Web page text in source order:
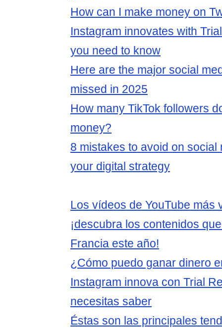
How can I make money on
Instagram innovates with
you need to know
Here are the major social
missed in 2025
How many TikTok followers
money?
8 mistakes to avoid on social
your digital strategy
Los vídeos de YouTube más
¡descubra los contenidos
Francia este año!
¿Cómo puedo ganar dinero
Instagram innova con Trial
necesitas saber
Éstas son las principales